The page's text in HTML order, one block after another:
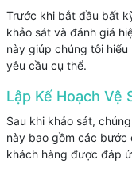
Trước khi bắt đầu bất
khảo sát và đánh giá
này giúp chúng tôi
yêu cầu cụ thể.
Lập Kế Hoạch Vệ
Sau khi khảo sát,
này bao gồm các bước
khách hàng được đáp